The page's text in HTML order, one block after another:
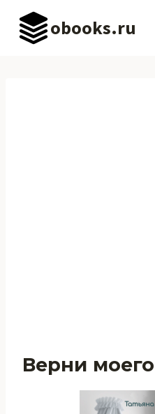
Перейти
содержимому
obooks.ru
Верни